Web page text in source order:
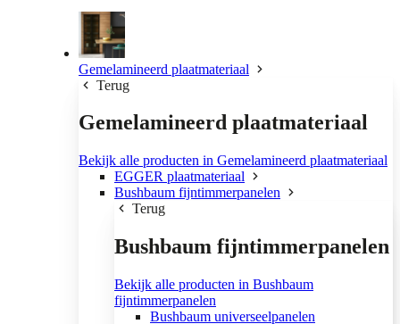
Gemelamineerd plaatmateriaal
Terug
Gemelamineerd plaatmateriaal
Bekijk alle producten in Gemelamineerd plaatmateriaal
EGGER plaatmateriaal
Bushbaum fijntimmerpanelen
Terug
Bushbaum fijntimmerpanelen
Bekijk alle producten in Bushbaum
fijntimmerpanelen
Bushbaum universeelpanelen